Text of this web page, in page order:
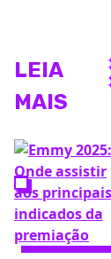
LEIA
MAIS